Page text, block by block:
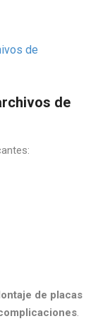
de
de
de placas